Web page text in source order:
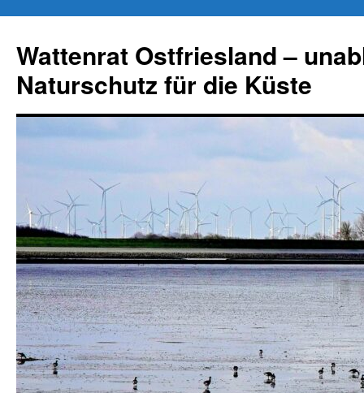
springen
Wattenrat Ostfriesland –
Naturschutz für die Küste